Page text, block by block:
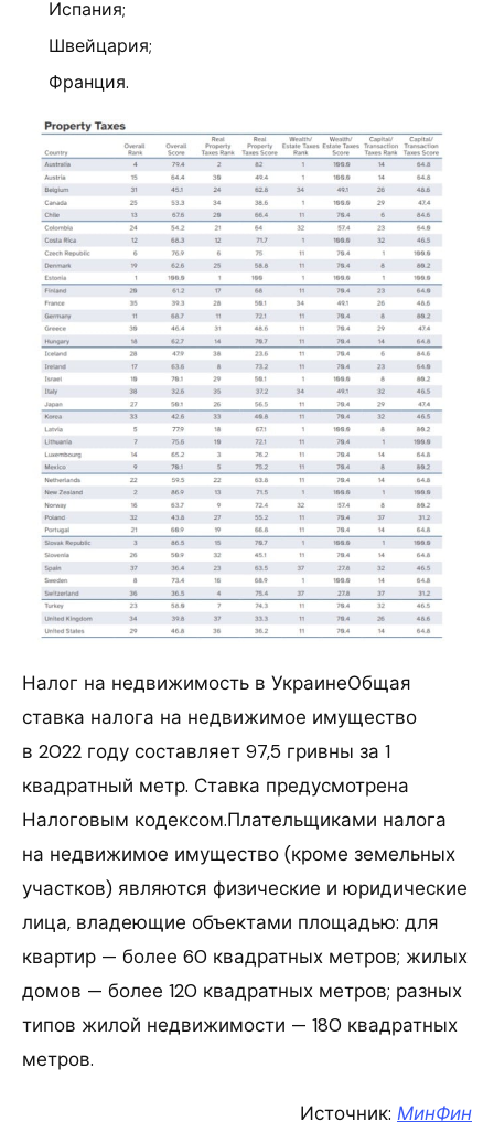
Испания;
Швейцария;
Франция.
Налог на недвижимость в УкраинеОбщая
ставка налога на недвижимое имущество
в 2022 году составляет 97,5 гривны за 1
квадратный метр. Ставка предусмотрена
Налоговым кодексом.Плательщиками налога
на недвижимое имущество (кроме земельных
участков) являются физические и юридические
лица, владеющие объектами площадью: для
квартир — более 60 квадратных метров; жилых
домов — более 120 квадратных метров; разных
типов жилой недвижимости — 180 квадратных
метров.
Источник: МинФин